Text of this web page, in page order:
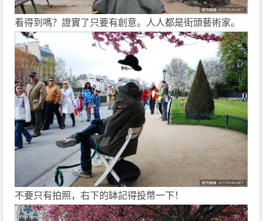
看得到嗎？證實了只要有創意。人人都是街頭藝術家。
不要只有拍照，右下的缽記得投幣一下！